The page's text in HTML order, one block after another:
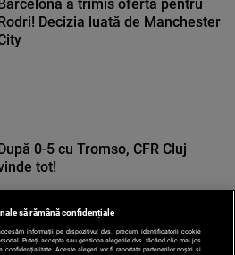
a trimis oferta pentru
Decizia luată de Manchester
0-5 cu Tromso, CFR Cluj
tot!
să rămână confidențiale
informații pe dispozitivul dvs., precum identificatorii cookie
Puteți accepta sau gestiona alegerile dvs. făcând clic mai jos
Aceste alegeri vor fi raportate partenerilor noștri și